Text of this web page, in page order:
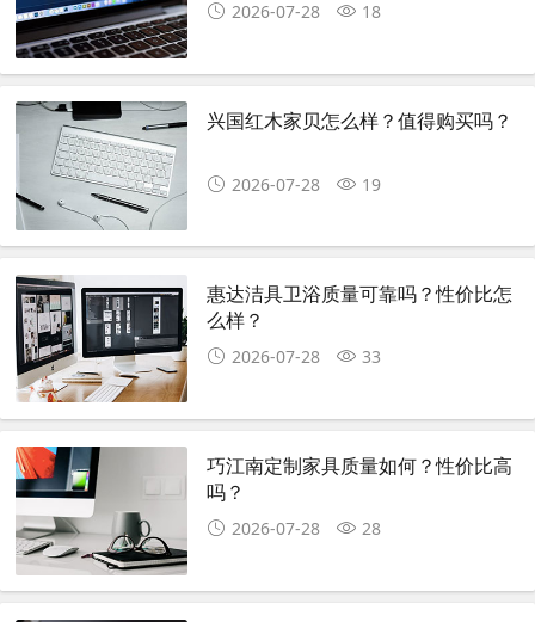
2026-07-28 18
兴国红木家贝怎么样？值得购买吗？
2026-07-28 19
惠达洁具卫浴质量可靠吗？性价比怎
么样？
2026-07-28 33
巧江南定制家具质量如何？性价比高
吗？
2026-07-28 28